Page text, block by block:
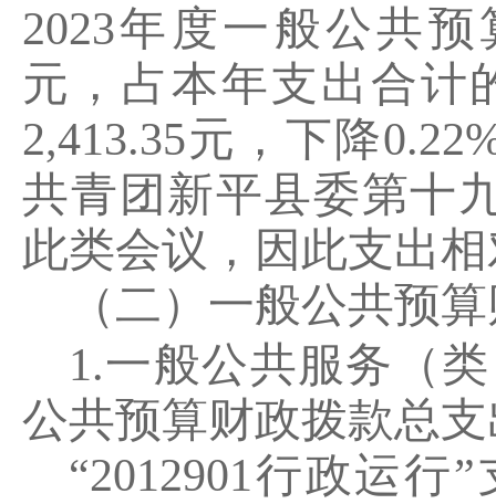
2023年度一般公共
元，占本年支出合计
2,413.35元，下降
共青团新平县委第十
此类会议， 因此支出
（二）一般公共预
1.一般公共服务（
公共预算财政拨款总
“2012901行政运行”